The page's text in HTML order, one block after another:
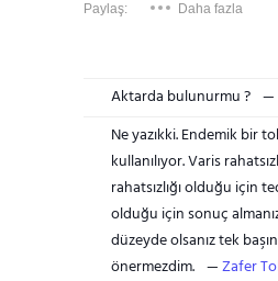
Paylaş: Daha fazla
Aktarda bulunurmu ?
Ne yazıkki. Endemik bir
kullanılıyor. Varis
rahatsızlığı olduğu için
olduğu için sonuç
düzeyde olsanız tek
önermezdim.
Zafer